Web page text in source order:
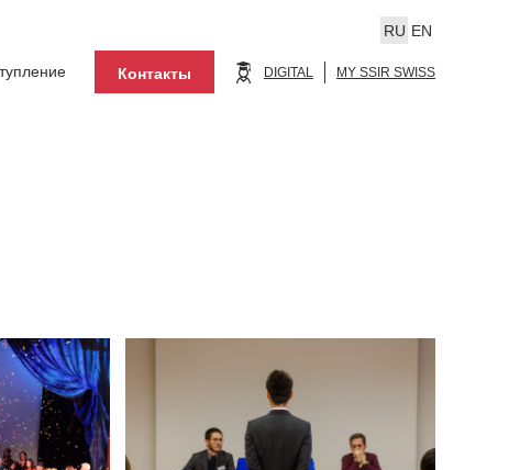
Контакты
EN
RU
DIGITAL MY SSIR SWISS